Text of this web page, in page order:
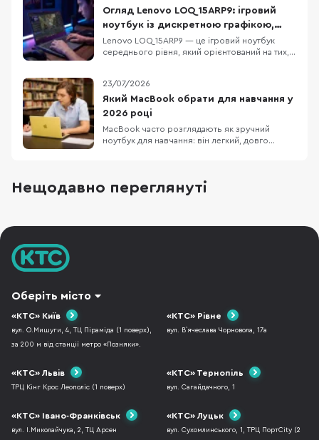
ноутбуків нерідко додають власні профілі, які
спеціально зменшують енергоспоживання
Огляд Lenovo LOQ 15ARP9: ігровий
ноутбук із дискретною графікою,
DDR5 та екраном 144 Гц
Lenovo LOQ 15ARP9 — це ігровий ноутбук
середнього рівня, який орієнтований на тих,
намагається бути надтонкою або
ультрапортативною — вона пропонує
конкретне поєднання компонентів: процесор
AMD Ryzen 5 7235HS, диск
23/07/2026
Який MacBook обрати для навчання у
2026 році
MacBook часто розглядають як зручний
ноутбук для навчання: він легкий, довго
потрібні програми і чи вистачить його
ресурсів на кілька років. Для презентацій,
Нещодавно переглянуті
Оберіть місто
«КТС» Київ
вул. О.Мишуги, 4, ТЦ Піраміда (1 поверх),
за 200 м від станції метро «Позняки».
«КТС» Рівне
вул. В`ячеслава Чорновола, 17а
«КТС» Львів
ТРЦ Кінг Крос Леополіс (1 поверх)
«КТС» Тернопіль
вул. Сагайдачного, 1
«КТС» Івано-Франківськ
вул. І.Миколайчука, 2, ТЦ Арсен
«КТС» Луцьк
вул. Сухомлинського, 1, ТРЦ ПортCity (2